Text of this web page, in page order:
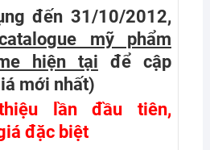
đến 31/10/2012,
mỹ phẩm
hiện tại
để cập
mới nhất)
lần đầu tiên,
đặc biệt